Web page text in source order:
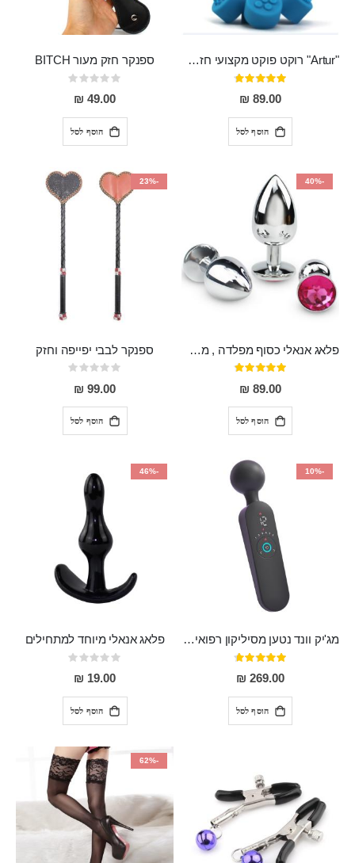
"Artur" רוקט פוקט מקצועי חזק במיוחד
דירוג:
95%
89.00 ₪
הוסף לסל
ספנקר חזק מעור BITCH
Rating:
0%
49.00 ₪
הוסף לסל
-40%
פלאג אנאלי כסוף מפלדה , מתאים ללבישה מתחת לבגדים, בגודל 7.3 על 2.8 ס"מ
דירוג:
97%
89.00 ₪
הוסף לסל
-23%
ספנקר לבבי יפייפה וחזק
Rating:
0%
99.00 ₪
הוסף לסל
-10%
מג'יק וונד נטען מסיליקון רפואי חזק בעל 12 מצבי רטט ו6 מהירויות שונות ROMI
דירוג:
93%
269.00 ₪
הוסף לסל
-46%
פלאג אנאלי מיוחד למתחילים
Rating:
0%
19.00 ₪
הוסף לסל
-62%